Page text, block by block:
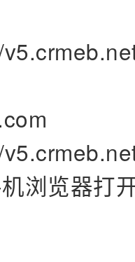
浏览器打